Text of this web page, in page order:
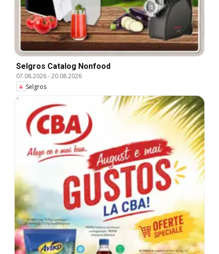
Selgros Catalog Nonfood
07.08.2026-20.08.2026
Selgros